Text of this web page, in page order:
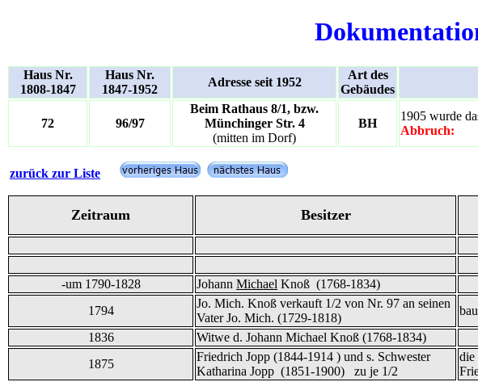
Haus Nr.
1808-1847
Haus Nr.
1847-1952
Adresse seit 1952
Art des
Gebäudes
72 96/97
Beim Rathaus 8/1, bzw.
Münchinger Str. 4
(mitten im Dorf)
BH
1905 wurde
Abbruch:
zurück zur Liste
Zeitraum Besitzer
-um 1790-1828 Johann Michael Knoß (1768-1834)
1794
Jo. Mich. Knoß verkauft 1/2 von Nr. 97 an seinen
Vater Jo. Mich. (1729-1818)
1836
Witwe d. Johann Michael Knoß (1768-1834)
1875
Friedrich Jopp (1844-1914 ) und s. Schwester
Katharina Jopp (1851-1900) zu je 1/2
die